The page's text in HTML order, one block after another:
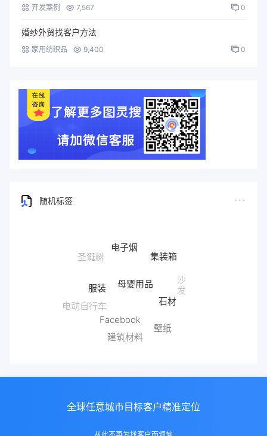
开发案例 7,567 0
婚纱外贸找客户方法
家用纺织品 9,400 0
随机标签
沙
发
红酒
电动自行车
壁纸
建筑材料
Facebook
全球任意城市目标客户精准定位